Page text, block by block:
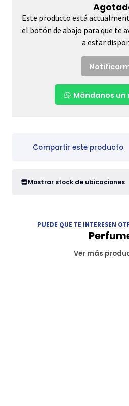
Este producto está
el botón de abajo para que te
a estar
Mándanos un
Compartir este producto
Mostrar stock de ubicaciones
PUEDE QUE TE INTERESEN
Ver más